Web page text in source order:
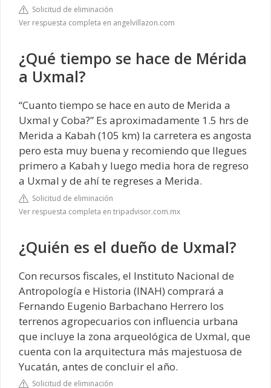
Solicitud de eliminación
Ver respuesta completa en angelvillazon.com
¿Qué tiempo se hace de Mérida
a Uxmal?
“Cuanto tiempo se hace en auto de Merida a
Uxmal y Coba?” Es aproximadamente 1.5 hrs de
Merida a Kabah (105 km) la carretera es angosta
pero esta muy buena y recomiendo que llegues
primero a Kabah y luego media hora de regreso
a Uxmal y de ahí te regreses a Merida.
Solicitud de eliminación
Ver respuesta completa en tripadvisor.com.mx
¿Quién es el dueño de Uxmal?
Con recursos fiscales, el Instituto Nacional de
Antropología e Historia (INAH) comprará a
Fernando Eugenio Barbachano Herrero los
terrenos agropecuarios con influencia urbana
que incluye la zona arqueológica de Uxmal, que
cuenta con la arquitectura más majestuosa de
Yucatán, antes de concluir el año.
Solicitud de eliminación